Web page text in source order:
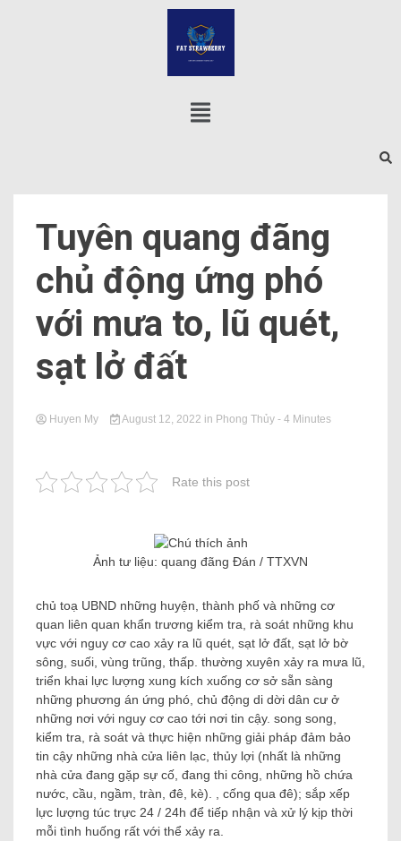
Tuyên quang đãng
chủ động ứng phó
với mưa to, lũ quét,
sạt lở đất
Huyen My August 12, 2022 in Phong Thủy - 4 Minutes
Rate this post
Ảnh tư liệu: quang đãng Đán / TTXVN
chủ toạ UBND những huyện, thành phố và những cơ
quan liên quan khẩn trương kiểm tra, rà soát những khu
vực với nguy cơ cao xảy ra lũ quét, sạt lở đất, sạt lở bờ
sông, suối, vùng trũng, thấp. thường xuyên xảy ra mưa lũ,
triển khai lực lượng xung kích xuống cơ sở sẵn sàng
những phương án ứng phó, chủ động di dời dân cư ở
những nơi với nguy cơ cao tới nơi tin cậy. song song,
kiểm tra, rà soát và thực hiện những giải pháp đảm bảo
tin cậy những nhà cửa liên lạc, thủy lợi (nhất là những
nhà cửa đang gặp sự cố, đang thi công, những hồ chứa
nước, cầu, ngầm, tràn, đê, kè). , cống qua đê); sắp xếp
lực lượng túc trực 24 / 24h để tiếp nhận và xử lý kịp thời
mỗi tình huống rất với thể xảy ra.